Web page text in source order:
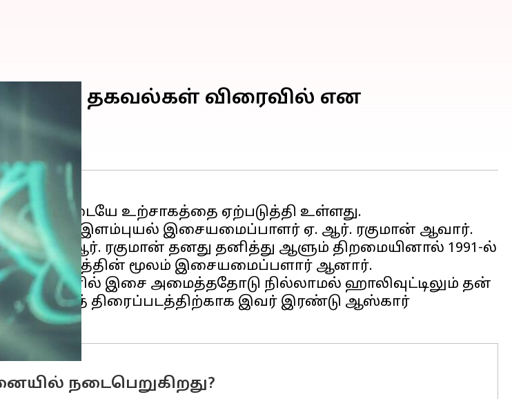
தகவல்கள் விரைவில் என
உற்சாகத்தை ஏற்படுத்தி உள்ளது.
இளம்புயல் இசையமைப்பாளர் ஏ. ஆர். ரகுமான் ஆவார்.
ஏ. ஆர். ரகுமான் தனது தனித்து ஆளும் திறமையினால் 1991-ல்
'ரோஜா' படத்தின் மூலம் இசையமைப்பளார் ஆனார்.
இசை அமைத்ததோடு நில்லாமல் ஹாலிவுட்டிலும் தன்
ஆங்கிலத் திரைப்படத்திற்காக இவர் இரண்டு ஆஸ்கார்
நடைபெறுகிறது?